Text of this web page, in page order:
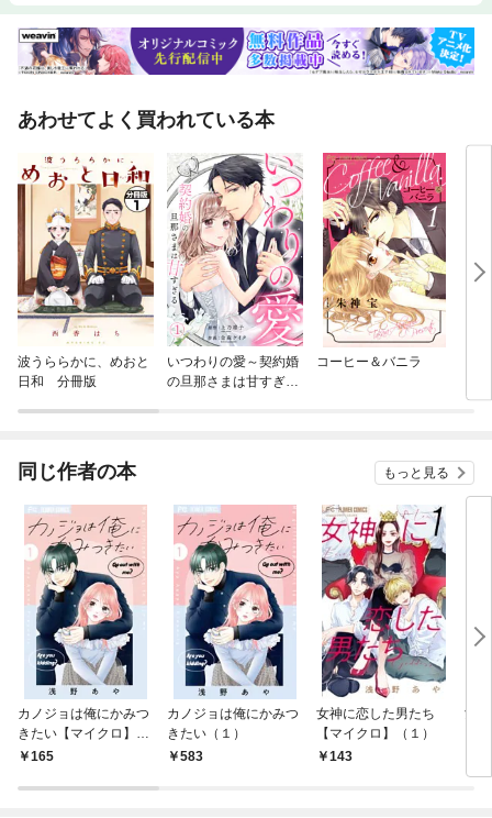
あわせてよく買われている本
波うららかに、めおと
日和 分冊版
いつわりの愛～契約婚
の旦那さまは甘すぎる
コーヒー＆バニラ
同じ作者の本 もっと見る
カノジョは俺にかみつ
きたい【マイクロ】
（１）
165
カノジョは俺にかみつ
きたい（１）
583
女神に恋した男たち
【マイクロ】（１）
143
女